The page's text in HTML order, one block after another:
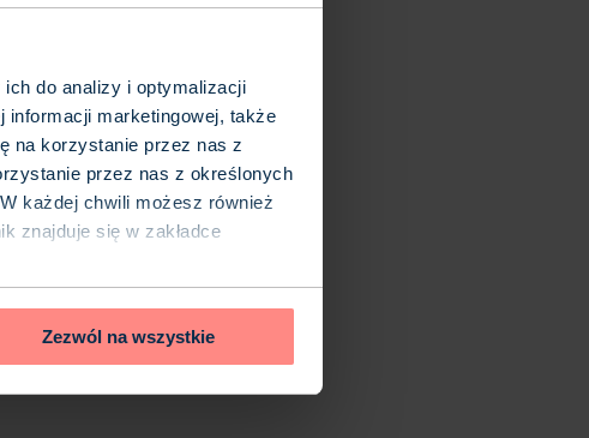
ich do analizy i optymalizacji
informacji marketingowej, także
na korzystanie przez nas z
przez nas z określonych
każdej chwili możesz również
znajduje się w zakładce
Zezwól na wszystkie